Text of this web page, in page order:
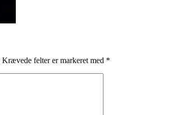
Krævede felter er markeret med *